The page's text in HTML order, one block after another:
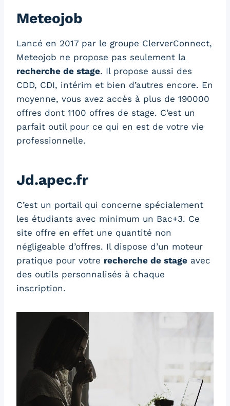
Meteojob
Lancé en 2017 par le groupe ClerverConnect,
Meteojob ne propose pas seulement la
recherche de stage. Il propose aussi des
CDD, CDI, intérim et bien d’autres encore. En
moyenne, vous avez accès à plus de 190000
offres dont 1100 offres de stage. C’est un
parfait outil pour ce qui en est de votre vie
professionnelle.
Jd.apec.fr
C’est un portail qui concerne spécialement
les étudiants avec minimum un Bac+3. Ce
site offre en effet une quantité non
négligeable d’offres. Il dispose d’un moteur
pratique pour votre recherche de stage avec
des outils personnalisés à chaque
inscription.